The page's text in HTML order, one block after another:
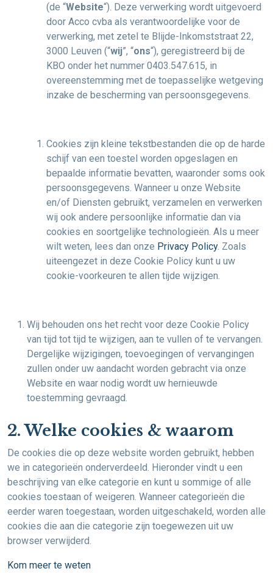
(de “Website“). Deze verwerking wordt uitgevoerd
door Acco cvba als verantwoordelijke voor de
verwerking, met zetel te Blijde-Inkomststraat 22,
3000 Leuven (“wij”, “ons“), geregistreerd bij de
KBO onder het nummer 0403.547.615, in
overeenstemming met de toepasselijke wetgeving
inzake de bescherming van persoonsgegevens.
Cookies zijn kleine tekstbestanden die op de harde
schijf van een toestel worden opgeslagen en
bepaalde informatie bevatten, waaronder soms ook
persoonsgegevens. Wanneer u onze Website
en/of Diensten gebruikt, verzamelen en verwerken
wij ook andere persoonlijke informatie dan via
cookies en soortgelijke technologieën. Als u meer
wilt weten, lees dan onze Privacy Policy. Zoals
uiteengezet in deze Cookie Policy kunt u uw
cookie-voorkeuren te allen tijde wijzigen.
Wij behouden ons het recht voor deze Cookie Policy
van tijd tot tijd te wijzigen, aan te vullen of te vervangen.
Dergelijke wijzigingen, toevoegingen of vervangingen
zullen onder uw aandacht worden gebracht via onze
Website en waar nodig wordt uw hernieuwde
toestemming gevraagd.
2. Welke cookies & waarom
De cookies die op deze website worden gebruikt, hebben
we in categorieën onderverdeeld. Hieronder vindt u een
beschrijving van elke categorie en kunt u sommige of alle
cookies toestaan of weigeren. Wanneer categorieën die
eerder waren toegestaan, worden uitgeschakeld, worden alle
cookies die aan die categorie zijn toegewezen uit uw
browser verwijderd.
Kom meer te weten